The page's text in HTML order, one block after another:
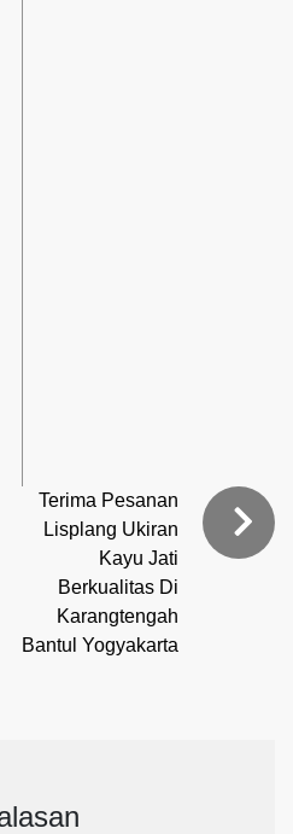
Terima Pesanan
Lisplang Ukiran
Kayu Jati
Berkualitas Di
Karangtengah
Bantul Yogyakarta